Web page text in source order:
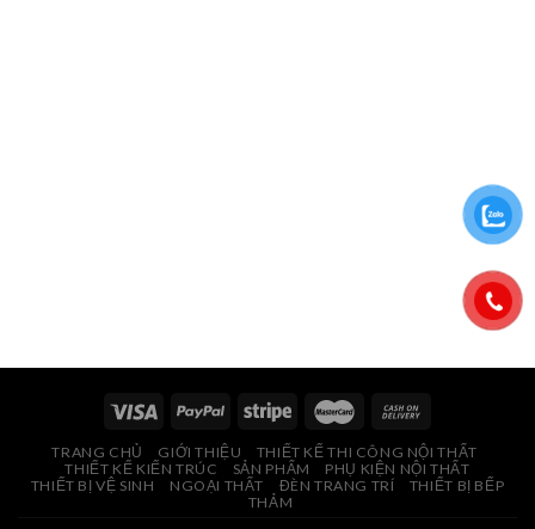
TRANG CHỦ GIỚI THIỆU
THIẾT KẾ THI CÔNG NỘI THẤT
THIẾT KẾ KIẾN TRÚC
SẢN PHẨM
PHỤ KIỆN NỘI THẤT
THIẾT BỊ VỆ SINH
NGOẠI THẤT ĐÈN TRANG TRÍ
THIẾT BỊ BẾP
THẢM